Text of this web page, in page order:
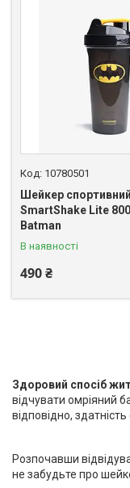
10780501
Шейкер спортивний
SmartShake Lite
Batman
В наявності
490 ₴
Здоровий спосіб
відчувати омріяний
відповідно,
Розпочавши
не забудьте про